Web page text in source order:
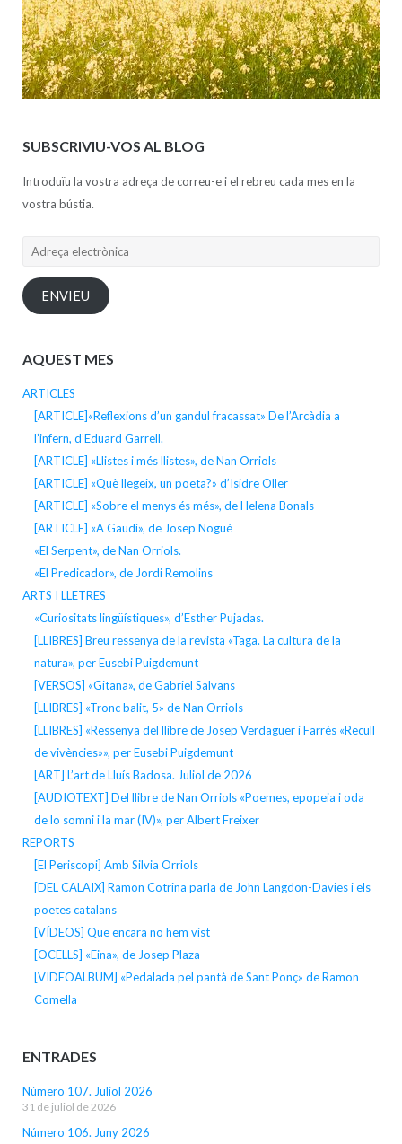
SUBSCRIVIU-VOS AL BLOG
Introduïu la vostra adreça de correu-e i el rebreu cada mes en la
vostra bústia.
Adreça
ENVIEU
AQUEST MES
ARTICLES
[ARTICLE]«Reflexions d’un gandul fracassat» De l’Arcàdia a
l’infern, d’Eduard Garrell.
[ARTICLE] «Llistes i més llistes», de Nan Orriols
[ARTICLE] «Què llegeix, un poeta?» d’Isidre Oller
[ARTICLE] «Sobre el menys és més», de Helena Bonals
[ARTICLE] «A Gaudí», de Josep Nogué
«El Serpent», de Nan Orriols.
«El Predicador», de Jordi Remolins
ARTS I LLETRES
«Curiositats lingüístiques», d’Esther Pujadas.
[LLIBRES] Breu ressenya de la revista «Taga. La cultura de la
natura», per Eusebi Puigdemunt
[VERSOS] «Gitana», de Gabriel Salvans
[LLIBRES] «Tronc balit, 5» de Nan Orriols
[LLIBRES] «Ressenya del llibre de Josep Verdaguer i Farrès «Recull
de vivències»», per Eusebi Puigdemunt
[ART] L’art de Lluís Badosa. Juliol de 2026
[AUDIOTEXT] Del llibre de Nan Orriols «Poemes, epopeia i oda
de lo somni i la mar (IV)», per Albert Freixer
REPORTS
[El Periscopi] Amb Silvia Orriols
[DEL CALAIX] Ramon Cotrina parla de John Langdon-Davies i els
poetes catalans
[VÍDEOS] Que encara no hem vist
[OCELLS] «Eina», de Josep Plaza
[VIDEOALBUM] «Pedalada pel pantà de Sant Ponç» de Ramon
Comella
ENTRADES
Número 107. Juliol 2026
31 de juliol de 2026
Número 106. Juny 2026